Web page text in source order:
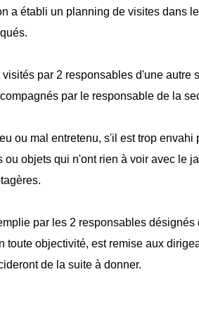
a établi un planning de visites dans
par 2 responsables d'une autre
par le responsable de la
ou mal entretenu, s'il est trop envahi
ou objets qui n'ont rien à voir avec le
par les 2 responsables
toute objectivité, est remise aux
de la suite à donner.